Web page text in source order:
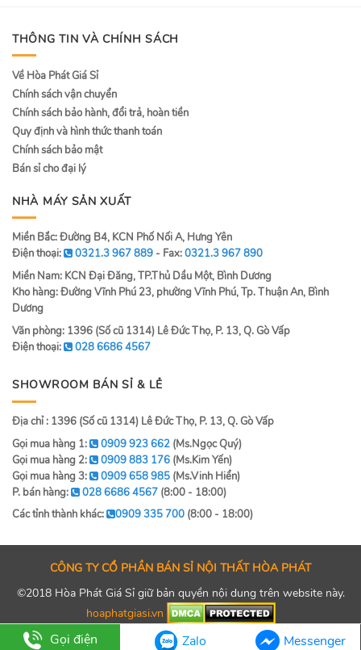
THÔNG TIN VÀ CHÍNH SÁCH
Về Hòa Phát Giá Sỉ
Chính sách vận chuyển
Chính sách bảo hành, đổi trả, hoàn tiền
Quy định và hình thức thanh toán
Chính sách bảo mật
Bán sỉ cho đại lý
NHÀ MÁY SẢN XUẤT
Miền Bắc: Đường B4, KCN Phố Nối A, Hưng Yên
Điện thoại:
0321.3 967 889 - Fax:0321.3 967 890
Miền Nam: KCN Đại Đăng, TP.Thủ Dầu Một, Bình Dương
Kho hàng: Đường Vĩnh Phú 23, phường Vĩnh Phú, Tp. Thuận An, Bình
Dương
Văn phòng: 1396 (Số cũ 1314) Lê Đức Thọ, P. 13, Q. Gò Vấp
Điện thoại:
028 6686 4567
SHOWROOM BÁN SỈ & LẺ
Địa chỉ : 1396 (Số cũ 1314) Lê Đức Thọ, P. 13, Q. Gò Vấp
Gọi mua hàng 1:
0909 923 662 (Ms.Ngọc Quý)
Gọi mua hàng 2:
0909 883 176 (Ms.Kim Yến)
Gọi mua hàng 3:
0909 658 985 (Ms.Vinh Hiển)
P. bán hàng:
028 6686 4567 (8:00 - 18:00)
Các tỉnh thành khác:
0909 335 700 (8:00 - 18:00)
CÔNG TY CỔ PHẦN BÁN SỈ NỘI THẤT HÒA PHÁT
©2018 Hòa Phát Giá Sỉ giữ bản quyền nội dung trên website này.
hoaphatgiasi.vn
Gọi điện Zalo Messenger